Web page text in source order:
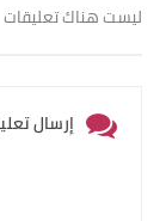
ليست هناك تعليقات
إرسال